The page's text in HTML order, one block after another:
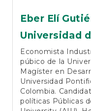
Eber Elí
Universidad
Economista
púbico de la
Magíster en
Universidad
Colombia.
políticas Públicas